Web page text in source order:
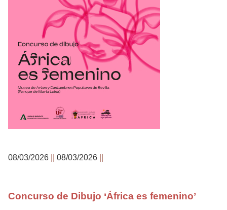
08/03/2026 08/03/2026
Concurso de Dibujo ‘África es femenino’